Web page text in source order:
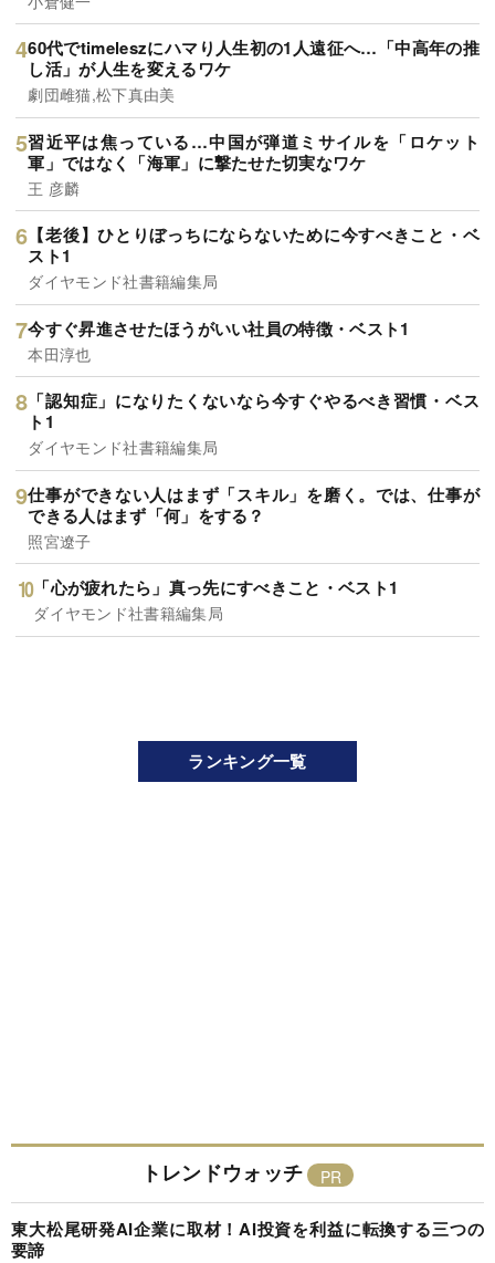
60代でtimeleszにハマり人生初の1人遠征へ…「中高年の推
し活」が人生を変えるワケ
劇団雌猫,松下真由美
習近平は焦っている…中国が弾道ミサイルを「ロケット
軍」ではなく「海軍」に撃たせた切実なワケ
王 彦麟
【老後】ひとりぼっちにならないために今すべきこと・ベ
スト1
ダイヤモンド社書籍編集局
今すぐ昇進させたほうがいい社員の特徴・ベスト1
本田淳也
「認知症」になりたくないなら今すぐやるべき習慣・ベス
ト1
ダイヤモンド社書籍編集局
仕事ができない人はまず「スキル」を磨く。では、仕事が
できる人はまず「何」をする？
照宮遼子
「心が疲れたら」真っ先にすべきこと・ベスト1
ダイヤモンド社書籍編集局
ランキング一覧
トレンドウォッチ
東大松尾研発AI企業に取材！AI投資を利益に転換する三つの
要諦